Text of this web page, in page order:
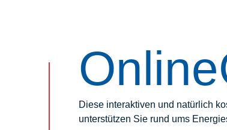
Diese interaktiven und natürlich
unterstützen Sie rund ums